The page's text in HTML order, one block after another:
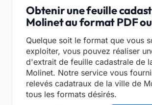
Obtenir une feuille
Molinet au format PDF
Quelque soit le format que vous
exploiter, vous pouvez réaliser
d'extrait de feuille cadastrale de
Molinet. Notre service vous
relevés cadatraux de la ville de
tous les formats désirés.